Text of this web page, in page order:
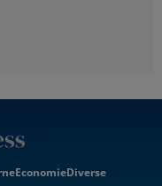
EconomieDiverse